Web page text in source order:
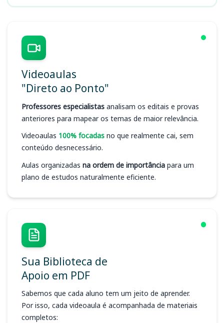
Videoaulas
"Direto ao Ponto"
Professores especialistas analisam os editais e provas
anteriores para mapear os temas de maior relevância.
Videoaulas 100% focadas no que realmente cai, sem
conteúdo desnecessário.
Aulas organizadas na ordem de importância para um
plano de estudos naturalmente eficiente.
Sua Biblioteca de
Apoio em PDF
Sabemos que cada aluno tem um jeito de aprender.
Por isso, cada videoaula é acompanhada de materiais
completos: